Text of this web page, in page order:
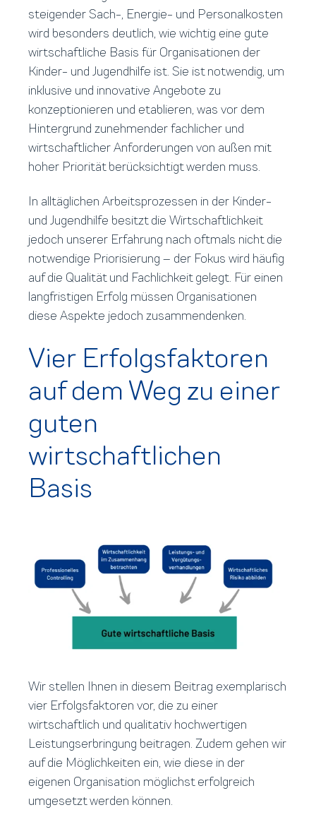
steigender Sach-, Energie- und Personalkosten
wird besonders deutlich, wie wichtig eine gute
wirtschaftliche Basis für Organisationen der
Kinder- und Jugendhilfe ist. Sie ist notwendig, um
inklusive und innovative Angebote zu
konzeptionieren und etablieren, was vor dem
Hintergrund zunehmender fachlicher und
wirtschaftlicher Anforderungen von außen mit
hoher Priorität berücksichtigt werden muss.
In alltäglichen Arbeitsprozessen in der Kinder-
und Jugendhilfe besitzt die Wirtschaftlichkeit
jedoch unserer Erfahrung nach oftmals nicht die
notwendige Priorisierung – der Fokus wird häufig
auf die Qualität und Fachlichkeit gelegt. Für einen
langfristigen Erfolg müssen Organisationen
diese Aspekte jedoch zusammendenken.
Vier Erfolgsfaktoren
auf dem Weg zu einer
guten
wirtschaftlichen
Basis
Wir stellen Ihnen in diesem Beitrag exemplarisch
vier Erfolgsfaktoren vor, die zu einer
wirtschaftlich und qualitativ hochwertigen
Leistungserbringung beitragen. Zudem gehen wir
auf die Möglichkeiten ein, wie diese in der
eigenen Organisation möglichst erfolgreich
umgesetzt werden können.